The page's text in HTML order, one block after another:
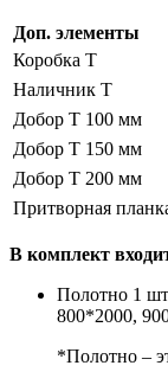
Доп. элементы
Коробка Т
Наличник Т
Добор Т 100 мм
Добор Т 150 мм
Добор Т 200 мм
Притворная
В комплект
Полотно 1
800*2000,
*Полотно –